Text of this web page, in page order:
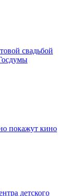
свадьбой
покажут кино
детского